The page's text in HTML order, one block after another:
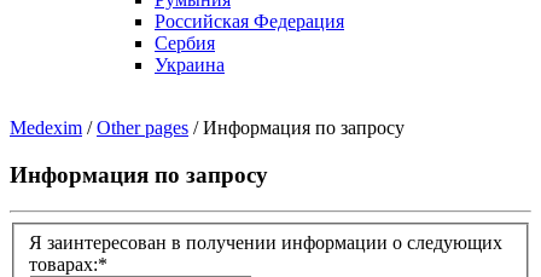
Рoccийcкaя Фeдeрaция
Сербия
Украина
Medexim /Other pages / Информация по запросу
Информация по запросу
Я заинтересован в получении информации о следующих
товарах:*